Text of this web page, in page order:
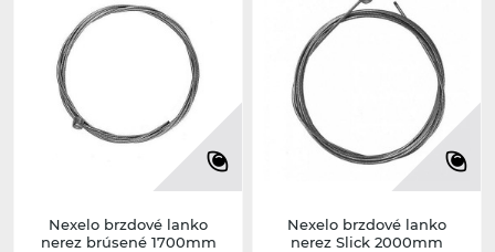
Nexelo brzdové lanko
nerez brúsené 1700mm
Nexelo brzdové lanko
nerez Slick 2000mm